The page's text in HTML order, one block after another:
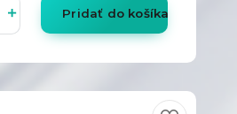
Pridať do košíka